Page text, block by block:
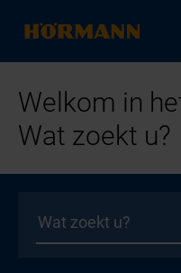
Welkom in
Wat zoekt u?